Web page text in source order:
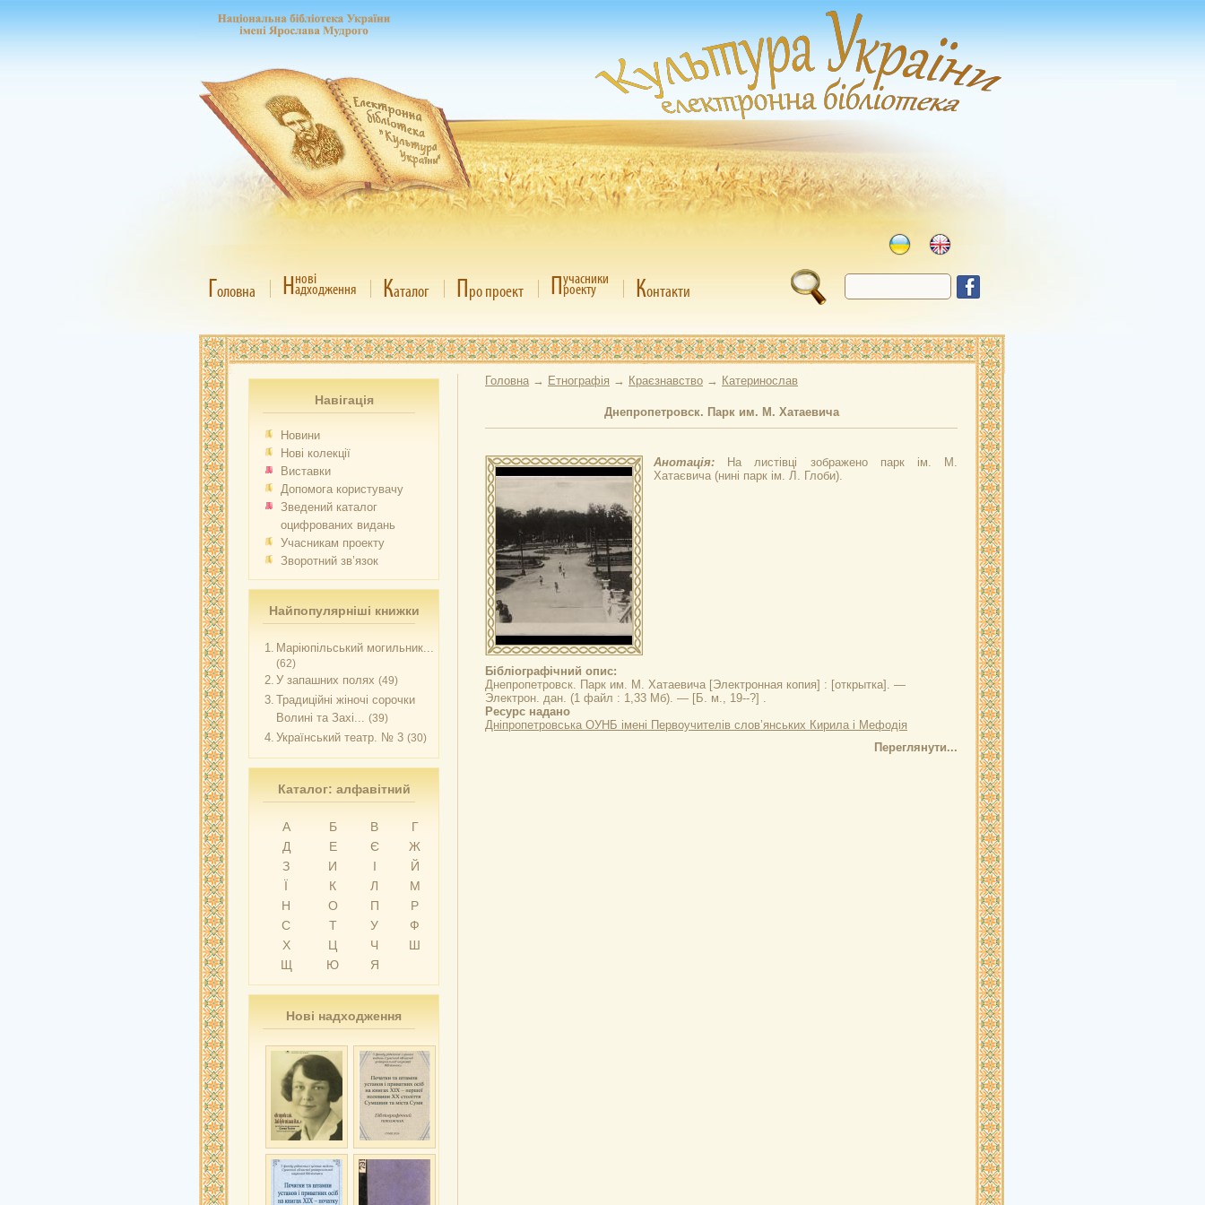
Головна Ннові
адходження Каталог Про проект Пучасники
роекту Контакти
Навігація
Новини
Нові колекції
Виставки
Допомога користувачу
Зведений каталог
оцифрованих видань
Учасникам проекту
Зворотний зв’язок
Найпопулярніші книжки
1. Маріюпільський могильник...
(62)
2. У запашних полях (49)
3. Традиційні жіночі сорочки
Волині та Захі... (39)
4. Український театр. № 3 (30)
Каталог: алфавітний
А Б В
Г
Д
Е Є
Ж
З
И І
Й
Ї
К Л
М
Н
О П
Р
С
Т У
Ф
Х
Ц Ч
Ш
Щ
Ю Я
Нові надходження
Головна → Етнографія → Краєзнавство → Катеринослав
Днепропетровск. Парк им. М. Хатаевича
Анотація:
На листівці зображено парк ім. М.
Хатаєвича (нині парк ім. Л. Глоби).
Бібліографічний опис:
Днепропетровск. Парк им. М. Хатаевича [Электронная копия] : [открытка]. —
Электрон. дан. (1 файл : 1,33 Мб). — [Б. м., 19--?] .
Ресурс надано
Дніпропетровська ОУНБ імені Первоучителів слов’янських Кирила і Мефодія
Переглянути...